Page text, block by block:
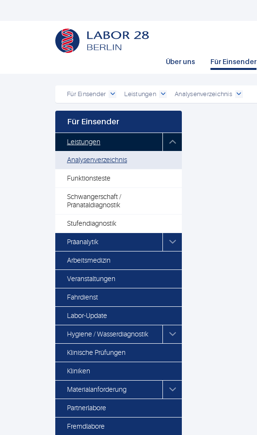
Über uns Für Einsender
Für Einsender Leistungen Analysenverzeichnis
Für Einsender
Leistungen
Analysenverzeichnis
Funktionsteste
Schwangerschaft /
Pränataldiagnostik
Stufendiagnostik
Präanalytik
Arbeitsmedizin
Veranstaltungen
Fahrdienst
Labor-Update
Hygiene / Wasserdiagnostik
Klinische Prüfungen
Kliniken
Materialanforderung
Partnerlabore
Fremdlabore